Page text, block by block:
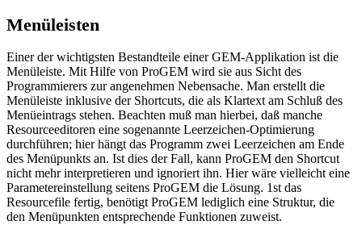
Menüleisten
Einer der wichtigsten Bestandteile einer GEM-Applikation ist die
Menüleiste. Mit Hilfe von ProGEM wird sie aus Sicht des
Programmierers zur angenehmen Nebensache. Man erstellt die
Menüleiste inklusive der Shortcuts, die als Klartext am Schluß des
Menüeintrags stehen. Beachten muß man hierbei, daß manche
Resourceeditoren eine sogenannte Leerzeichen-Optimierung
durchführen; hier hängt das Programm zwei Leerzeichen am Ende
des Menüpunkts an. Ist dies der Fall, kann ProGEM den Shortcut
nicht mehr interpretieren und ignoriert ihn. Hier wäre vielleicht eine
Parametereinstellung seitens ProGEM die Lösung. 1st das
Resourcefile fertig, benötigt ProGEM lediglich eine Struktur, die
den Menüpunkten entsprechende Funktionen zuweist.